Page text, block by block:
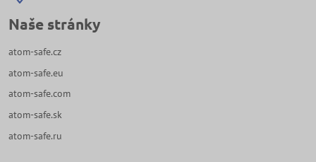
Naše stránky
atom-safe.cz
atom-safe.eu
atom-safe.com
atom-safe.sk
atom-safe.ru